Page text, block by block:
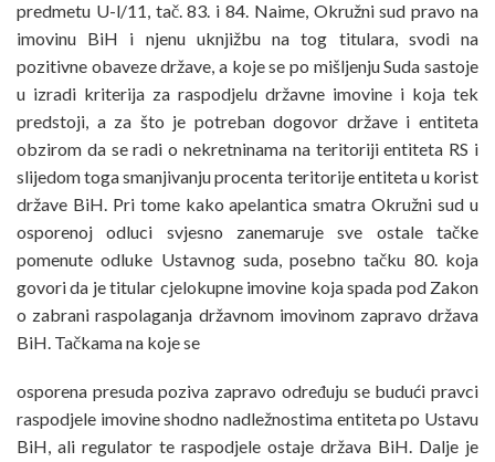
predmetu U-l/11, tač. 83. i 84. Naime, Okružni sud pravo na
imovinu BiH i njenu uknjižbu na tog titulara, svodi na
pozitivne obaveze države, a koje se po mišljenju Suda sastoje
u izradi kriterija za raspodjelu državne imovine i koja tek
predstoji, a za što je potreban dogovor države i entiteta
obzirom da se radi o nekretninama na teritoriji entiteta RS i
slijedom toga smanjivanju procenta teritorije entiteta u korist
države BiH. Pri tome kako apelantica smatra Okružni sud u
osporenoj odluci svjesno zanemaruje sve ostale tačke
pomenute odluke Ustavnog suda, posebno tačku 80. koja
govori da je titular cjelokupne imovine koja spada pod Zakon
o zabrani raspolaganja državnom imovinom zapravo država
BiH. Tačkama na koje se
osporena presuda poziva zapravo određuju se budući pravci
raspodjele imovine shodno nadležnostima entiteta po Ustavu
BiH, ali regulator te raspodjele ostaje država BiH. Dalje je